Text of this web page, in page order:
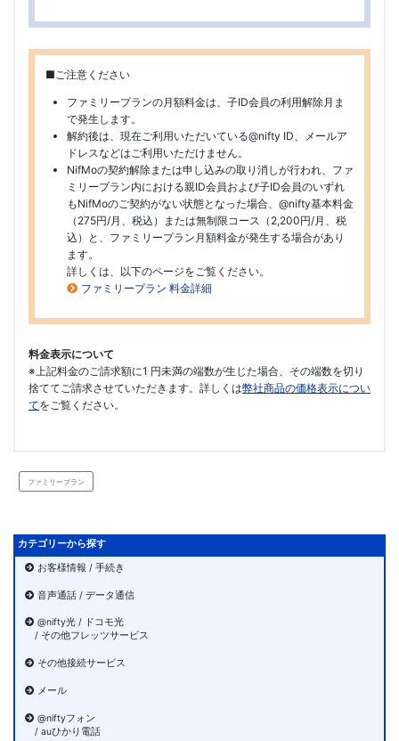
■ご注意ください
ファミリープランの月額料金は、子ID会員の利用解除月ま
で発生します。
解約後は、現在ご利用いただいている@nifty ID、メールア
ドレスなどはご利用いただけません。
NifMoの契約解除または申し込みの取り消しが行われ、ファ
ミリープラン内における親ID会員および子ID会員のいずれ
もNifMoのご契約がない状態となった場合、@nifty基本料金
（275円/月、税込）または無制限コース（2,200円/月、税
込）と、ファミリープラン月額料金が発生する場合があり
ます。
詳しくは、以下のページをご覧ください。
ファミリープラン 料金詳細
料金表示について
※上記料金のご請求額に1 円未満の端数が生じた場合、その端数を切り
捨ててご請求させていただきます。詳しくは弊社商品の価格表示につい
てをご覧ください。
ファミリープラン
カテゴリーから探す
お客様情報 / 手続き
音声通話 / データ通信
@nifty光 / ドコモ光
/ その他フレッツサービス
その他接続サービス
メール
@niftyフォン
/ auひかり電話